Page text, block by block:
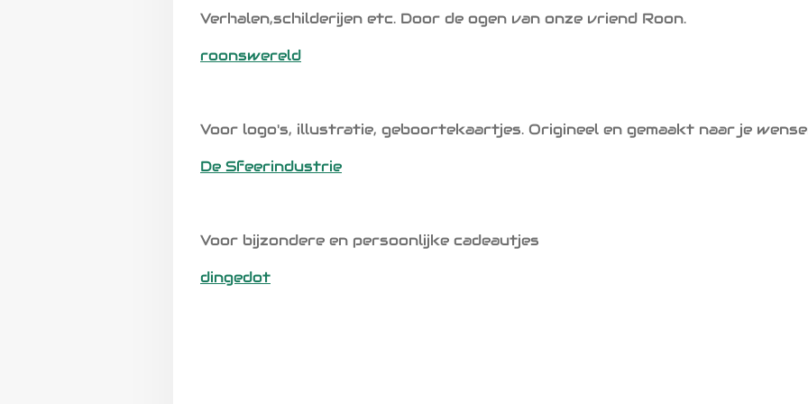
Verhalen,schilderijen etc. Door de ogen van onze vriend Roon.
roonswereld
Voor logo's, illustratie, geboortekaartjes. Origineel en gemaakt naar je
De Sfeerindustrie
Voor bijzondere en persoonlijke cadeautjes
dingedot